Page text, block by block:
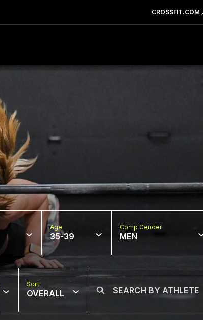
CROSSFIT.COM
Age
35-39
Comp Gender
MEN
Sort
OVERALL